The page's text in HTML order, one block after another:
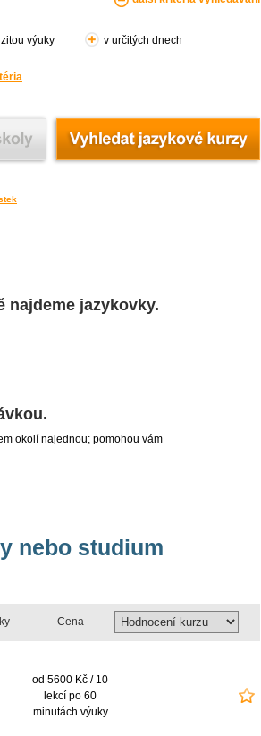
výuky v určitých dnech
najdeme jazykovky.
okolí najednou; pomohou vám
nebo studium
Cena
od 5600 Kč / 10
lekcí po 60
minutách výuky